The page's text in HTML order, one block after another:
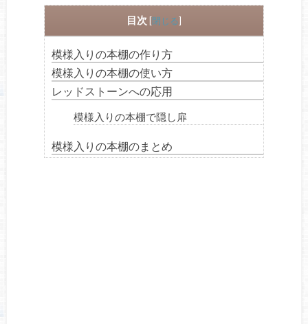
目次 [閉じる]
模様入りの本棚の作り方
模様入りの本棚の使い方
レッドストーンへの応用
模様入りの本棚で隠し扉
模様入りの本棚のまとめ